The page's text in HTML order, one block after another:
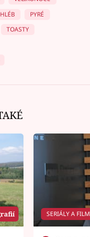
PYRÉ
TOASTY
SERIÁLY A